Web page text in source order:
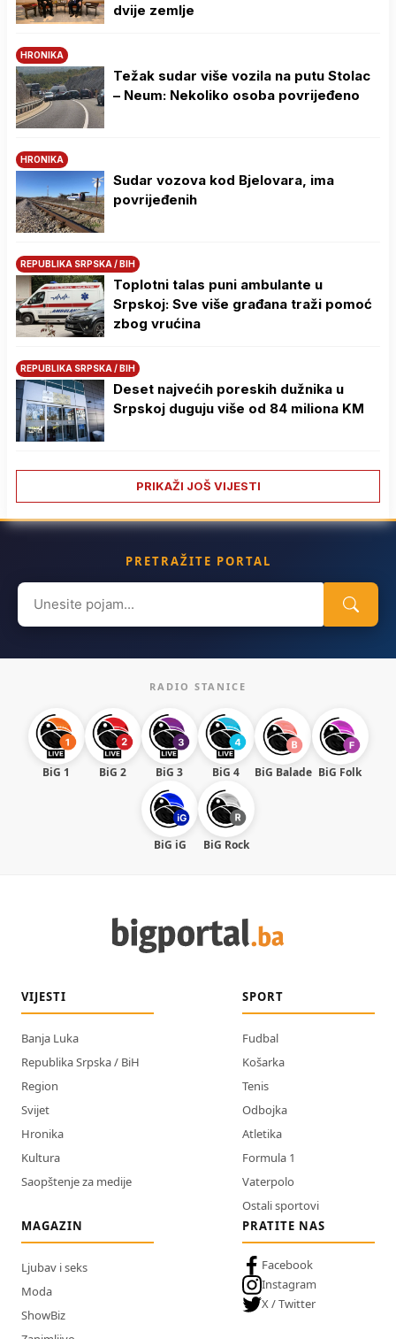
dvije zemlje
HRONIKA
Težak sudar više vozila na putu Stolac
– Neum: Nekoliko osoba povrijeđeno
HRONIKA
Sudar vozova kod Bjelovara, ima
povrijeđenih
REPUBLIKA SRPSKA / BIH
Toplotni talas puni ambulante u
Srpskoj: Sve više građana traži pomoć
zbog vrućina
REPUBLIKA SRPSKA / BIH
Deset najvećih poreskih dužnika u
Srpskoj duguju više od 84 miliona KM
PRIKAŽI JOŠ VIJESTI
PRETRAŽITE PORTAL
Search
for:
RADIO STANICE
BiG 1 BiG 2 BiG 3 BiG 4 BiG Balade BiG Folk
BiG iG BiG Rock
VIJESTI
Banja Luka
Republika Srpska / BiH
Region
Svijet
Hronika
Kultura
Saopštenje za medije
SPORT
Fudbal
Košarka
Tenis
Odbojka
Atletika
Formula 1
Vaterpolo
Ostali sportovi
MAGAZIN
Ljubav i seks
Moda
ShowBiz
PRATITE NAS
Facebook
Instagram
X / Twitter